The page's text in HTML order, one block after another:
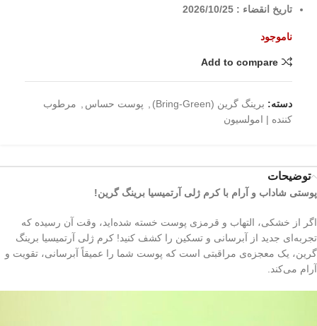
تاریخ انقضاء : 2026/10/25
ناموجود
Add to compare
دسته: برینگ گرین (Bring-Green) پوست حساس
مرطوب
کننده | امولسیون
توضیحات
پوستی شاداب و آرام با کرم ژلی آرتمیسیا برینگ گرین!
اگر از خشکی، التهاب و قرمزی پوست خسته شده‌اید، وقت آن رسیده که
تجربه‌ای جدید از آبرسانی و تسکین را کشف کنید! کرم ژلی آرتمیسیا برینگ
گرین، یک معجزه‌ی مراقبتی است که پوست شما را عمیقاً آبرسانی، تقویت و
آرام می‌کند.